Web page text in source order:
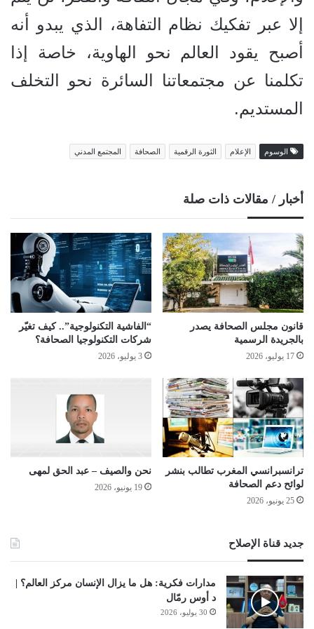
إلا عبر تفكيك نظام التفاهة، الذي يبدو أنه
أصبح يقود العالم نحو الهاوية، خاصة إذا
تكلمنا عن مجتمعاتنا السائرة نحو التخلف
المستديم.
الوسوم الإعلام الثورة الرقمية الصحافة المجتمع المدني
أخبار / مقالات ذات صلة
قانون مجلس الصحافة يصدر
بالجريدة الرسمية
17 يوليو، 2026
“الفاشية التكنولوجية”.. كيف تغيّر
شركات التكنولوجيا الصحافة؟
3 يوليو، 2026
ترانسبرانسي المغرب تطالب بنشر
لوائح دعم الصحافة
25 يونيو، 2026
نحن والصيف – عبد الحق لمهى
19 يونيو، 2026
جديد قناة الإصلاح
مدارات فكرية: هل ما يزال الإنسان مركز العالم؟ |
د أوس رمّال
30 يوليو، 2026